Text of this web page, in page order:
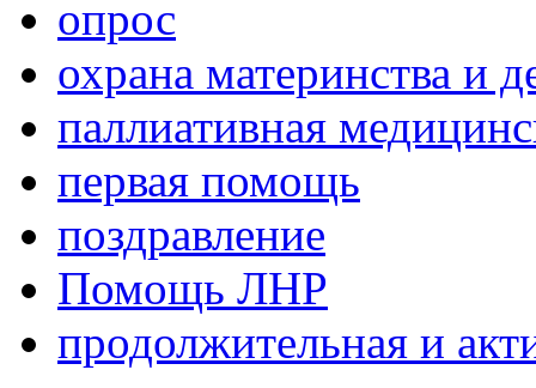
опрос
охрана материнства и
паллиативная
первая помощь
поздравление
Помощь ЛНР
продолжительная и